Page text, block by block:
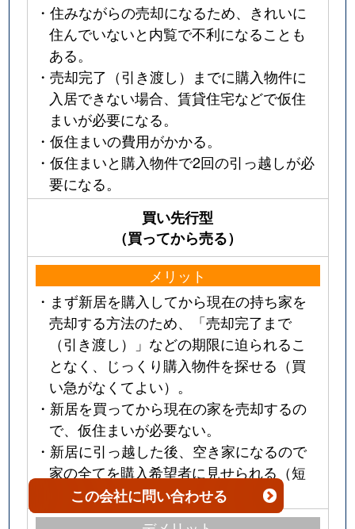
・住みながらの売却になるため、きれいに
住んでいないと内覧で不利になることも
ある。
・売却完了（引き渡し）までに購入物件に
入居できない場合、賃貸住宅などで仮住
まいが必要になる。
・仮住まいの費用がかかる。
・仮住まいと購入物件で2回の引っ越しが必
要になる。
買い先行型
（買ってから売る）
メリット
・まず新居を購入してから現在の持ち家を
売却する方法のため、「売却完了まで
（引き渡し）」などの期限に迫られるこ
となく、じっくり購入物件を探せる（買
い急がなくてよい）。
・新居を買ってから現在の家を売却するの
で、仮住まいが必要ない。
・新居に引っ越した後、空き家になるので
家の全てを購入希望者に見せられる（短
所を補修してから売り出せる）。
この会社に問い合わせる